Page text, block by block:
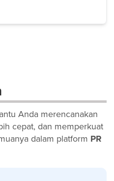
Anda merencanakan
cepat, dan memperkuat
dalam platform PR